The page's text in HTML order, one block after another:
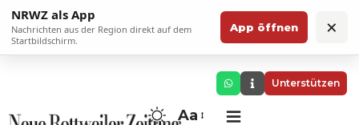
NRWZ als App
Nachrichten aus der Region direkt auf dem
Startbildschirm.
App öffnen ×
Unterstützen
Aa